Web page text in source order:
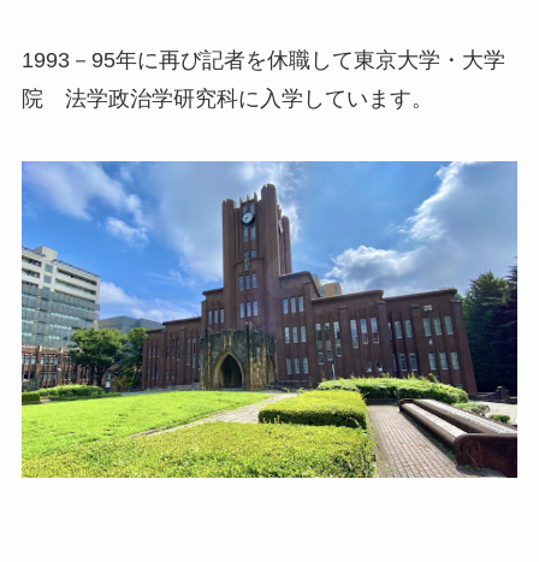
1993－95年に再び記者を休職して東京大学・大学
院 法学政治学研究科に入学しています。